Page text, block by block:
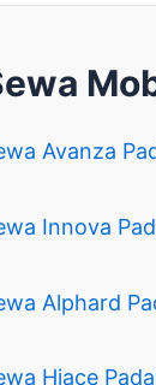
Avanza
Innova
Alphard
Hiace